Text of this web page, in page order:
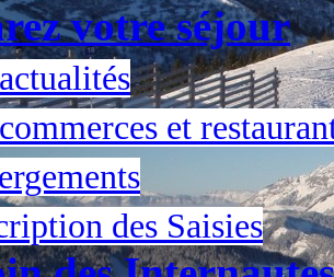
votre séjour
et
des Saisies